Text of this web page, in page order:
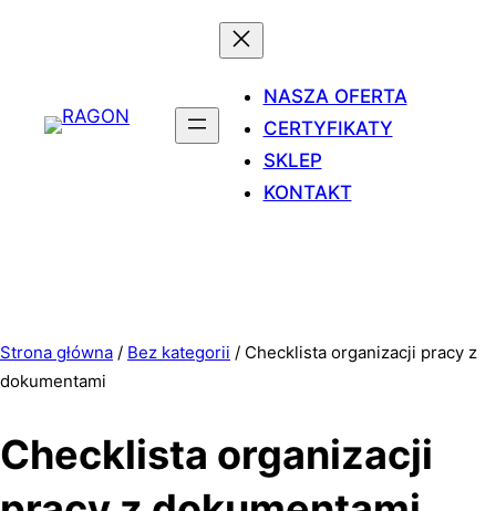
NASZA OFERTA
CERTYFIKATY
SKLEP
KONTAKT
Strona główna / Bez kategorii / Checklista organizacji pracy z
dokumentami
Checklista organizacji